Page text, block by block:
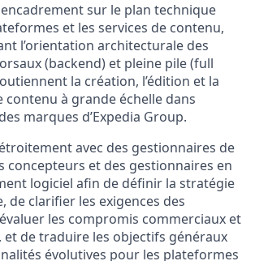
sur le plan technique
et les services de contenu,
l’orientation architecturale des
(backend) et pleine pile (full
la création, l’édition et la
contenu à grande échelle dans
marques d’Expedia Group.
avec des gestionnaires de
concepteurs et des gestionnaires en
logiciel afin de définir la stratégie
de clarifier les exigences des
les compromis commerciaux et
et de traduire les objectifs généraux
évolutives pour les plateformes